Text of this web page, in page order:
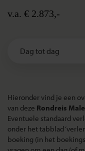
v.a. € 2.873,-
Hieronder vind je een
van deze Rondreis
Eventuele standaard
onder het tabblad
boeking (in het